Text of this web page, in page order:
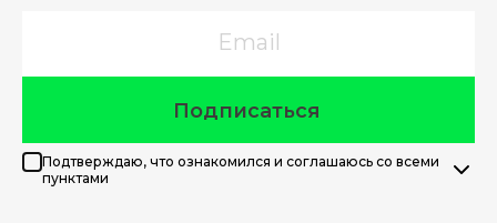
Подписаться
Подтверждаю, что ознакомился и соглашаюсь со всеми
пунктами